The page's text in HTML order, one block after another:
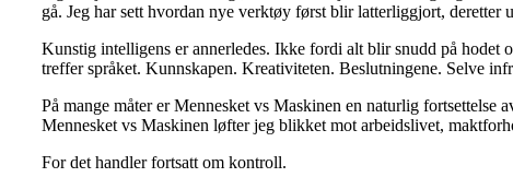
gå. Jeg har sett hvordan nye verktøy først blir latterliggjort, deretter
Kunstig intelligens er annerledes. Ikke fordi alt blir snudd på hodet
treffer språket. Kunnskapen. Kreativiteten. Beslutningene. Selve
På mange måter er Mennesket vs Maskinen en naturlig
Mennesket vs Maskinen løfter jeg blikket mot arbeidslivet,
For det handler fortsatt om kontroll.